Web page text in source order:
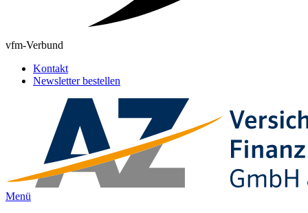
vfm-Verbund
Kontakt
Newsletter bestellen
Menü